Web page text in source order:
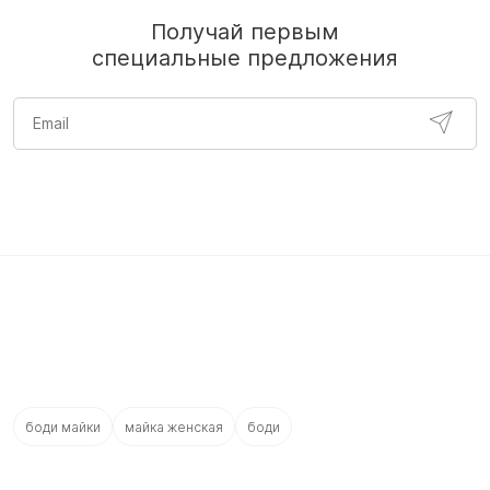
боди майки майка женская боди
Получай первым
специальные предложения